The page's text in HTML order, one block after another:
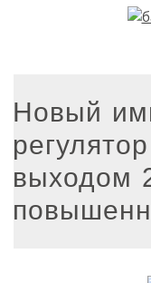
Новый
выходом